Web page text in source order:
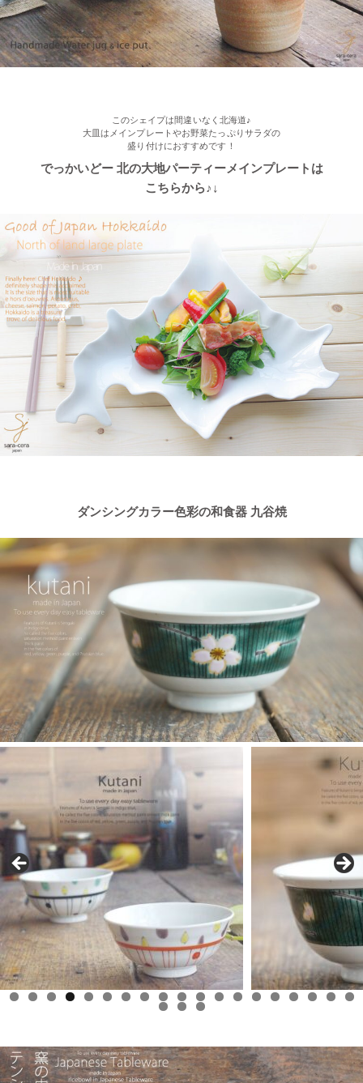
このシェイプは間違いなく北海道♪
大皿はメインプレートやお野菜たっぷりサラダの
盛り付けにおすすめです！
でっかいどー 北の大地パーティーメインプレートは
こちらから♪↓
ダンシングカラー色彩の和食器 九谷焼
0 1 2 3 4 5 6 7 8 9
0 1 2